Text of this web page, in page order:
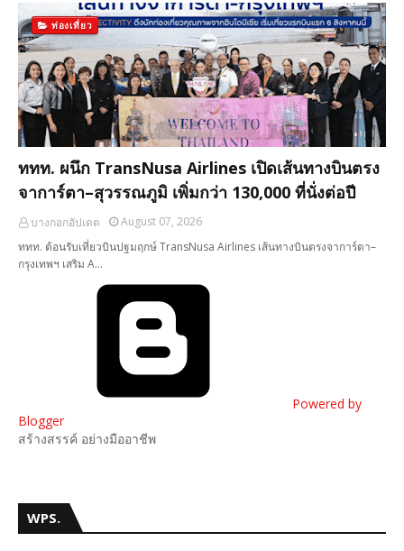
ท่องเที่ยว
ททท. ผนึก TransNusa Airlines เปิดเส้นทางบินตรง
จาการ์ตา–สุวรรณภูมิ เพิ่มกว่า 130,000 ที่นั่งต่อปี
บางกอกอัปเดต
August 07, 2026
ททท. ต้อนรับเที่ยวบินปฐมฤกษ์ TransNusa Airlines เส้นทางบินตรงจาการ์ตา–
กรุงเทพฯ เสริม A…
Powered by
Blogger
สร้างสรรค์ อย่างมืออาชีพ
WPS.